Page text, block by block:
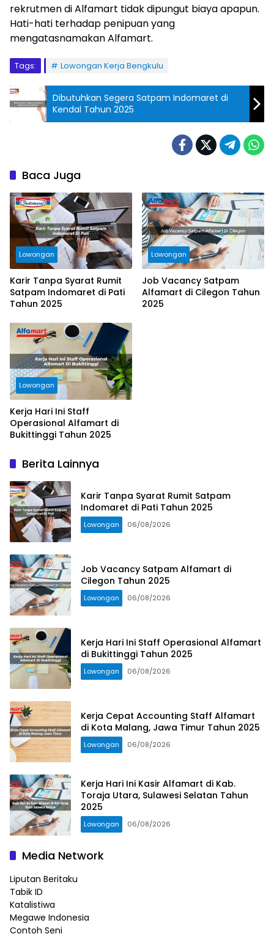
rekrutmen di Alfamart tidak dipungut biaya apapun.
Hati-hati terhadap penipuan yang
mengatasnamakan Alfamart.
Tags: Lowongan Kerja Bengkulu
Dibutuhkan Segera Satpam Indomaret di
Kendal Tahun 2025
Baca Juga
Lowongan
Karir Tanpa Syarat Rumit
Satpam Indomaret di Pati
Tahun 2025
Lowongan
Job Vacancy Satpam
Alfamart di Cilegon Tahun
2025
Lowongan
Kerja Hari Ini Staff
Operasional Alfamart di
Bukittinggi Tahun 2025
Berita Lainnya
Karir Tanpa Syarat Rumit Satpam
Indomaret di Pati Tahun 2025
Lowongan 06/08/2026
Job Vacancy Satpam Alfamart di
Cilegon Tahun 2025
Lowongan 06/08/2026
Kerja Hari Ini Staff Operasional Alfamart
di Bukittinggi Tahun 2025
Lowongan 06/08/2026
Kerja Cepat Accounting Staff Alfamart
di Kota Malang, Jawa Timur Tahun 2025
Lowongan 06/08/2026
Kerja Hari Ini Kasir Alfamart di Kab.
Toraja Utara, Sulawesi Selatan Tahun
2025
Lowongan 06/08/2026
Media Network
Liputan Beritaku
Tabik ID
Katalistiwa
Megawe Indonesia
Contoh Seni